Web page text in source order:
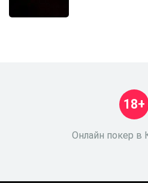
Онлайн покер в
18+